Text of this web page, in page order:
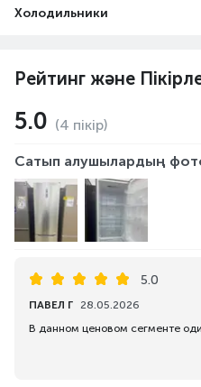
Холодильники
Рейтинг және
5.0 (4 пікір)
Сатып алушылардың
5.0
ПАВЕЛ Г 28.05.2026